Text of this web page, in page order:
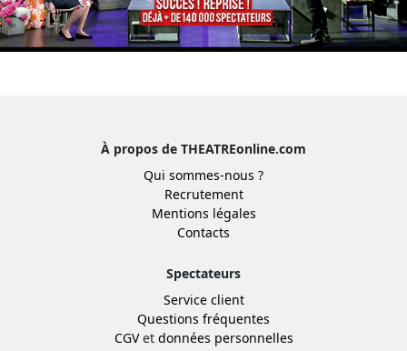
À propos de THEATREonline.com
Qui sommes-nous ?
Recrutement
Mentions légales
Contacts
Spectateurs
Service client
Questions fréquentes
CGVet données personnelles